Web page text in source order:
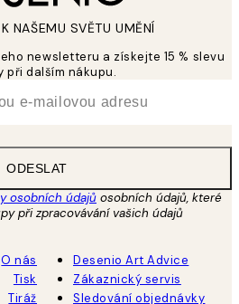
NAŠEMU SVĚTU UMĚNÍ
newsletteru a získejte 15 % slevu
při dalším nákupu.
ODESLAT
osobních údajů osobních údajů, které
při zpracovávání vašich údajů
O nás
Tisk
Tiráž
Desenio Art Advice
Zákaznický servis
Sledování objednávky